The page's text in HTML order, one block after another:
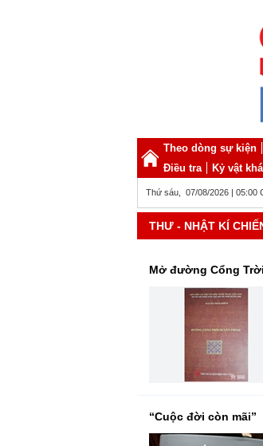
Theo dòng sự kiện
Điều tra
Kỷ vật
Thứ sáu, 07/08/2026 | 05:00
THƯ - NHẬT KÍ
Mở đường Cổng Trời
“Cuộc đời còn mãi”